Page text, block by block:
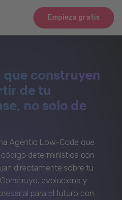
Empieza gratis
que construyen
de tu
no solo de
Agentic Low-Code que
determinística con
directamente sobre tu
evoluciona y
para el futuro con